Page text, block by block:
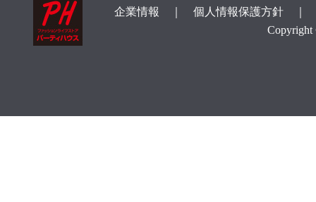
企業情報 個人情報保護方針
Copyright